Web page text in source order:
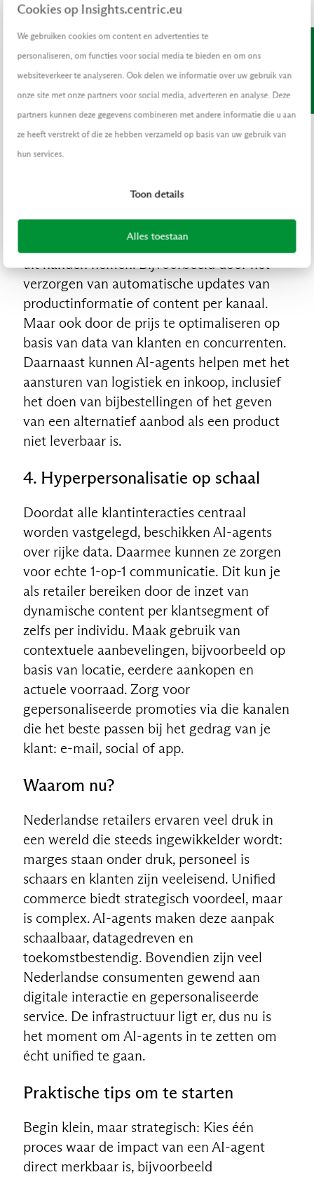
Cookies op Insights.centric.eu
We gebruiken cookies om content en advertenties te
personaliseren, om functies voor social media te bieden en om ons
websiteverkeer te analyseren. Ook delen we informatie over uw gebruik van
onze site met onze partners voor social media, adverteren en analyse. Deze
partners kunnen deze gegevens combineren met andere informatie die u aan
ze heeft verstrekt of die ze hebben verzameld op basis van uw gebruik van
hun services.
Toon details
Alles toestaan
INSIGHTS-UPDATE
Ontvang nieuwe Insights maandelijks in je inbox.
Unified commerce vereist een robuuste
back-end. AI-agents kunnen hierin veel werk
uit handen nemen. Bijvoorbeeld door het
verzorgen van automatische updates van
productinformatie of content per kanaal.
Maar ook door de prijs te optimaliseren op
basis van data van klanten en concurrenten.
Daarnaast kunnen AI-agents helpen met het
aansturen van logistiek en inkoop, inclusief
het doen van bijbestellingen of het geven
van een alternatief aanbod als een product
niet leverbaar is.
4. Hyperpersonalisatie op schaal
Doordat alle klantinteracties centraal
worden vastgelegd, beschikken AI-agents
over rijke data. Daarmee kunnen ze zorgen
voor echte 1-op-1 communicatie. Dit kun je
als retailer bereiken door de inzet van
dynamische content per klantsegment of
zelfs per individu. Maak gebruik van
contextuele aanbevelingen, bijvoorbeeld op
basis van locatie, eerdere aankopen en
actuele voorraad. Zorg voor
gepersonaliseerde promoties via die kanalen
die het beste passen bij het gedrag van je
klant: e-mail, social of app.
Waarom nu?
Nederlandse retailers ervaren veel druk in
een wereld die steeds ingewikkelder wordt:
marges staan onder druk, personeel is
schaars en klanten zijn veeleisend. Unified
commerce biedt strategisch voordeel, maar
is complex. AI-agents maken deze aanpak
schaalbaar, datagedreven en
toekomstbestendig. Bovendien zijn veel
Nederlandse consumenten gewend aan
digitale interactie en gepersonaliseerde
service. De infrastructuur ligt er, dus nu is
het moment om AI-agents in te zetten om
écht unified te gaan.
Praktische tips om te starten
Begin klein, maar strategisch: Kies één
proces waar de impact van een AI-agent
direct merkbaar is, bijvoorbeeld